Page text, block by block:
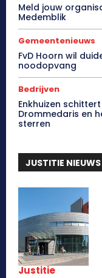
Meld jouw
Medemblik
Gemeentenieuws
FvD Hoorn wil
noodopvang
Bedrijven
Enkhuizen
Drommedaris en
sterren
JUSTITIE NIEUWS
Justitie